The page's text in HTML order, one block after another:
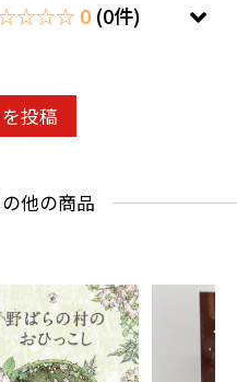
0 (0件)
投稿
他の商品